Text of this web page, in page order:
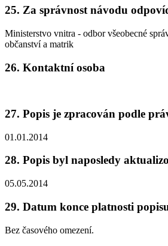
25. Za správnost návodu
Ministerstvo vnitra - odbor všeobecné
občanství a matrik
26. Kontaktní osoba
27. Popis je zpracován podle
01.01.2014
28. Popis byl naposledy
05.05.2014
29. Datum konce platnosti
Bez časového omezení.